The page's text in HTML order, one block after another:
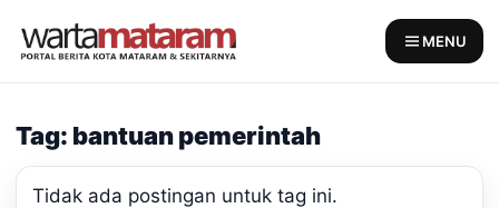
MENU
Tag: bantuan pemerintah
Tidak ada postingan untuk tag ini.